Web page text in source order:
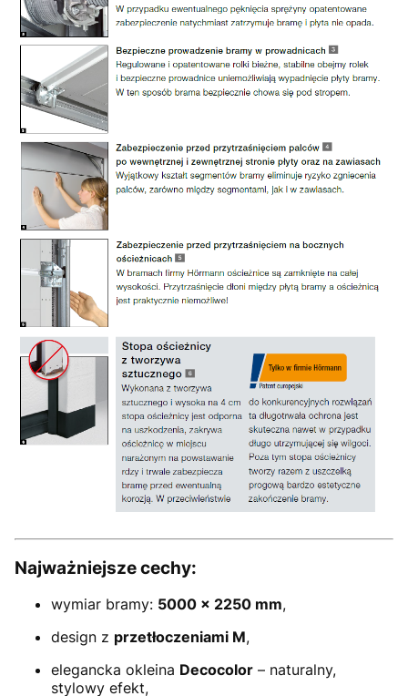
Najważniejsze cechy:
wymiar bramy: 5000 × 2250 mm,
design z przetłoczeniami M,
elegancka okleina Decocolor – naturalny,
stylowy efekt,